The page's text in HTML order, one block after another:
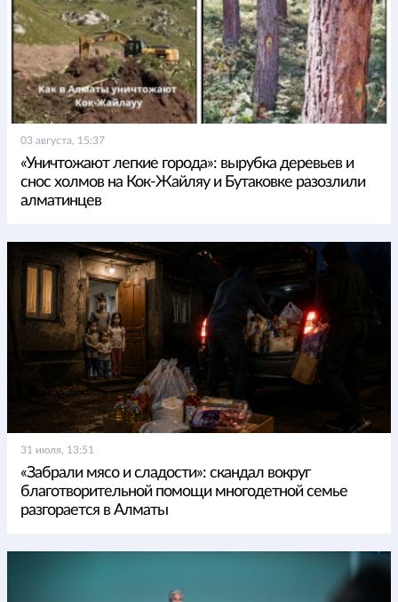
03 августа, 15:37
«Уничтожают легкие города»: вырубка деревьев и
снос холмов на Кок-Жайляу и Бутаковке разозлили
алматинцев
31 июля, 13:51
«Забрали мясо и сладости»: скандал вокруг
благотворительной помощи многодетной семье
разгорается в Алматы